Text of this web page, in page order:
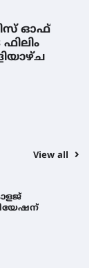
ഓഫ്
View all
വോയിസ്
7